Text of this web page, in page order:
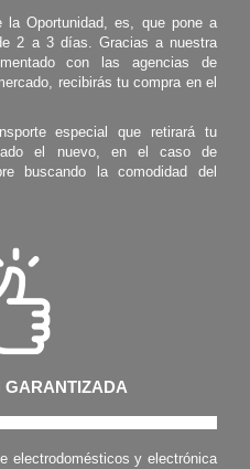
la Oportunidad, es, que pone a
2 a 3 días. Gracias a nuestra
con las agencias de
recibirás tu compra en el
especial que retirará tu
el nuevo, en el caso de
buscando la comodidad del
GARANTIZADA
electrodomésticos y electrónica